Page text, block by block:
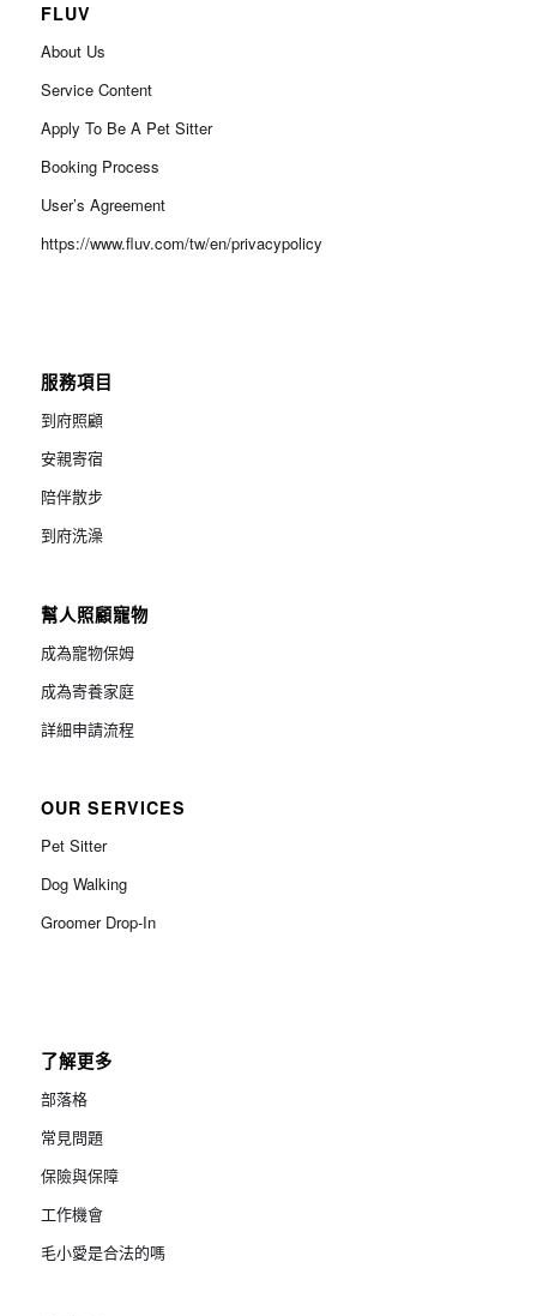
FLUV
About Us
Service Content
Apply To Be A Pet Sitter
Booking Process
User’s Agreement
https://www.fluv.com/tw/en/privacypolicy
服務項目
到府照顧
安親寄宿
陪伴散步
到府洗澡
幫人照顧寵物
成為寵物保姆
成為寄養家庭
詳細申請流程
OUR SERVICES
Pet Sitter
Dog Walking
Groomer Drop-In
了解更多
部落格
常見問題
保險與保障
工作機會
毛小愛是合法的嗎